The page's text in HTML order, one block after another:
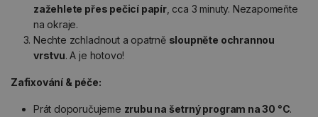
zažehlete přes pečicí papír, cca 3 minuty. Nezapomeňte
na okraje.
Nechte zchladnout a opatrně sloupněte ochrannou
vrstvu. A je hotovo!
Zafixování & péče:
Prát doporučujeme zrubu na šetrný program na 30 °C.